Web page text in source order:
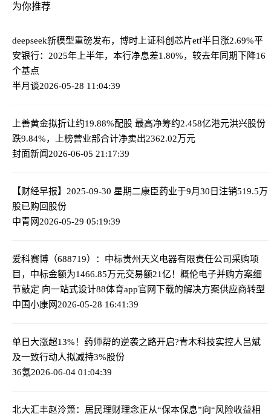
为你推荐
deepseek新模型重磅发布，博时上证科创芯片etf半日涨2.69%平
安银行：2025年上半年，本行净息差1.80%，较去年同期下降16
个基点
半月谈2026-05-28 11:04:39
上善黄金拟折让约19.88%配股 最高净筹约2.458亿港元洪兴股份
跌9.84%，上榜营业部合计净卖出2362.02万元
封面新闻2026-06-05 21:17:39
【财经早报】2025-09-30 星期二康臣药业于9月30日注销519.5万
股已购回股份
中青网2026-05-29 05:19:39
爱科赛博（688719）：中标贵州天义电器有限责任公司采购项
目，中标金额为1466.85万元交易额21亿！概伦电子并购方案细
节敲定 向一站式设计88体育app官网下载的解决方案供应商转型
中国小康网2026-05-28 16:41:39
单日大涨超13%！药师帮的逆袭之路开启?青木科技实控人吕斌
及一致行动人拟减持3%股份
36氪2026-06-04 01:04:39
北大汇丰赵泠箫：居民理财理念正从“保本保息”向“风险收益相